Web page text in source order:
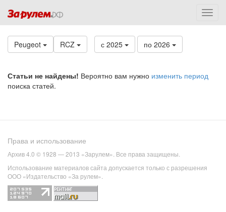
Peugeot RCZ с 2025 по 2026
Статьи не найдены! Вероятно вам нужно изменить период
поиска статей.
Права и использование
Архив 4.0 © 1928 — 2013 «Зарулем». Все права защищены.
Использование материалов сайта допускается только с разрешения
ООО «Издательство «За рулем».